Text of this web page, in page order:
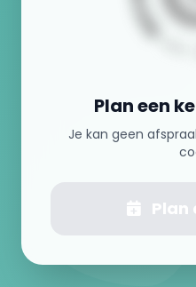
Plan een
Je kan geen
Plan